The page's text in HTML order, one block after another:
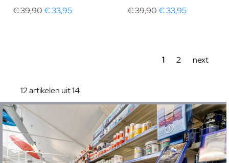
€ 39,90€ 33,95 € 39,90€ 33,95
1 2 next
12 artikelen uit 14